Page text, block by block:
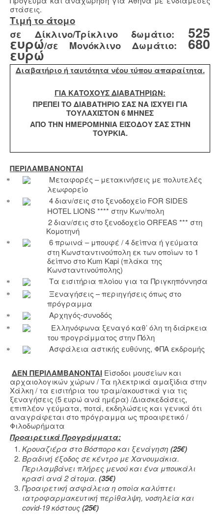
στάσεις.
Τιμή το άτομο
σε Δίκλινο/Τρίκλινο δωμάτιο: 525
ευρώ/σε Μονόκλινο Δωμάτιο: 680
ευρώ
Διαβατήριο ή ταυτότητα νέου τύπου απαραίτητα.
ΓΙΑ ΚΑΤΟΧΟΥΣ ΔΙΑΒΑΤΗΡΙΩΝ:
ΠΡΕΠΕΙ ΤΟ ΔΙΑΒΑΤΗΡΙΟ ΣΑΣ ΝΑ ΙΣΧΥΕΙ ΓΙΑ
ΤΟΥΛΑΧΙΣΤΟΝ 6 ΜΗΝΕΣ
ΑΠΟ ΤΗΝ ΗΜΕΡΟΜΗΝΙΑ ΕΙΣΟΔΟΥ ΣΑΣ ΣΤΗΝ
ΤΟΥΡΚΙΑ.
ΠΕΡΙΛΑΜΒΑΝΟΝΤΑΙ
Μεταφορές – μετακινήσεις με πολυτελές
λεωφορείο
4 διαν/σεις στο ξενοδοχείο FOR SIDES
HOTEL LIONS**** στην Κων/πολη
2 διαν/σεις στο ξενοδοχείοORFEAS*** στη
Κομοτηνή
6 πρωινά – μπουφέ / 4 δείπνα ή γεύματα
στη Κωνσταντινούπολη εκ των οποίων το 1
δείπνο στo Kum Kapi(πλάκα της
Κωνσταντινούπολης)
Τα εισιτήρια πλοίου για τα Πριγκηπόννησα
Ξεναγήσεις – περιηγήσεις όπως στο
πρόγραμμα
Αρχηγός-συνοδός
Ελληνόφωνα ξεναγό καθ’ όλη τη διάρκεια
του προγράμματος στην Πόλη
Ασφάλεια αστικής ευθύνης, ΦΠΑ εκδρομής
ΔΕΝ ΠΕΡΙΛΑΜΒΑΝONTAI Είσοδοι μουσείων και
αρχαιολογικών χώρων / Τα ηλεκτρικά αμαξίδια στην
Χάλκη / τα εισιτήρια του τραμ/ακουστικά για τις
ξεναγήσεις (5 ευρώ ανά ημέρα) /Διασκεδάσεις,
επιπλέον γεύματα, ποτά, εκδηλώσεις και γενικά ότι
αναγράφεται στο πρόγραμμα ως προαιρετικό /
Φιλοδωρήματα
Προαιρετικά Προγράμματα:
Κρουαζιέρα στο Βόσπορο και ξενάγηση (25€)
Βραδινή έξοδος σε κέντρο με Χανουμάκια.
Περιλαμβάνει πλήρες μενού και ένα μπουκάλι
κρασί ανά 2 άτομα. (35€)
Προαιρετική ασφάλεια η οποία καλύπτει
ιατροφαρμακευτική περίθαλψη, νοσηλεία και
covid-19 κόστους(25€)